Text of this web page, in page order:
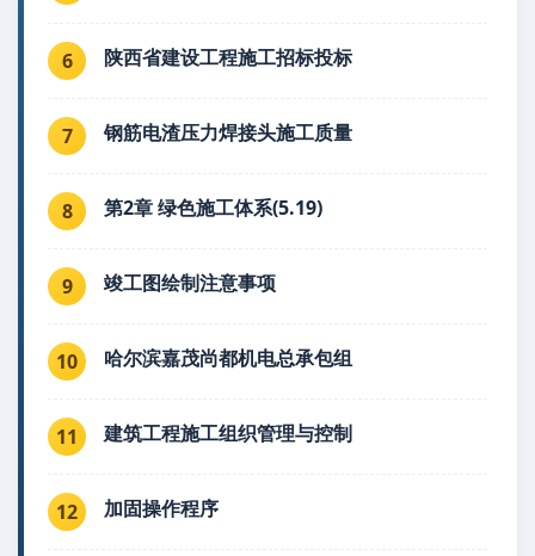
6 陕西省建设工程施工招标投标
7 钢筋电渣压力焊接头施工质量
8 第2章 绿色施工体系(5.19)
9 竣工图绘制注意事项
10 哈尔滨嘉茂尚都机电总承包组
11 建筑工程施工组织管理与控制
12 加固操作程序